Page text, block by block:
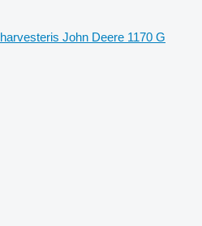
harvesteris John Deere 1170 G